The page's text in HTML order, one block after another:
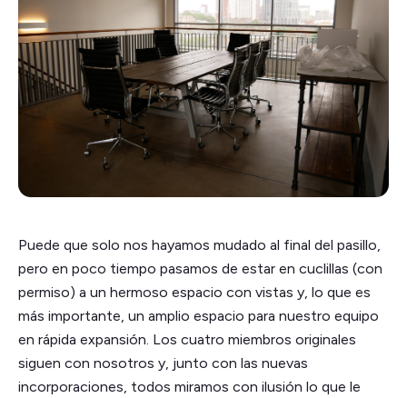
Puede que solo nos hayamos mudado al final del pasillo,
pero en poco tiempo pasamos de estar en cuclillas (con
permiso) a un hermoso espacio con vistas y, lo que es
más importante, un amplio espacio para nuestro equipo
en rápida expansión. Los cuatro miembros originales
siguen con nosotros y, junto con las nuevas
incorporaciones, todos miramos con ilusión lo que le